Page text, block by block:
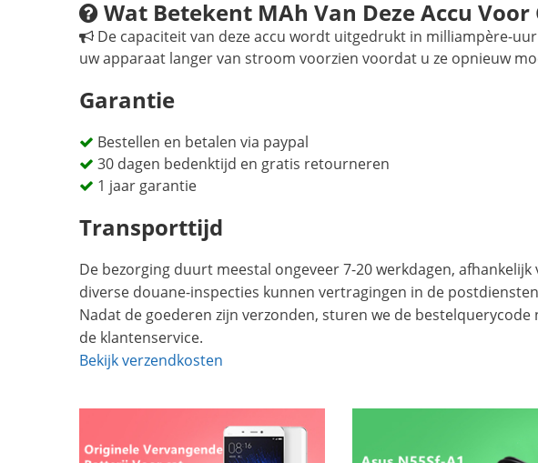
Wat Betekent MAh Van Deze Accu Voor
De capaciteit van deze accu wordt uitgedrukt in milliampère-
uw apparaat langer van stroom voorzien voordat u ze opnieuw
Garantie
Bestellen en betalen via paypal
30 dagen bedenktijd en gratis retourneren
1 jaar garantie
Transporttijd
De bezorging duurt meestal ongeveer 7-20 werkdagen,
diverse douane-inspecties kunnen vertragingen in de
Nadat de goederen zijn verzonden, sturen we de
de klantenservice.
Bekijk verzendkosten